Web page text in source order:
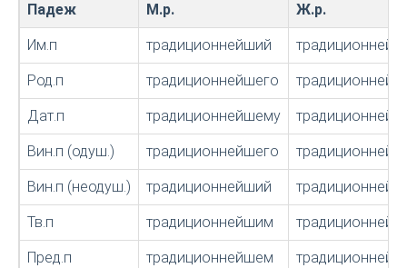
Падеж М.р. Ж.р.
Им.п традиционнейший
Род.п традиционнейшего
Дат.п традиционнейшему
Вин.п (одуш.) традиционнейшего
Вин.п (неодуш.) традиционнейший
Тв.п традиционнейшим
Пред.п традиционнейшем